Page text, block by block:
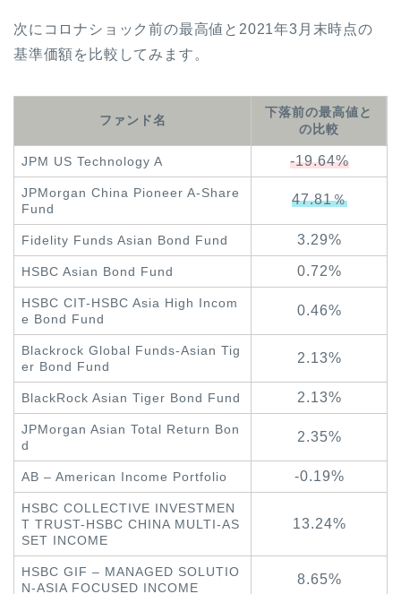
次にコロナショック前の最高値と2021年3月末時点の
基準価額を比較してみます。
ファンド名
下落前の最高値と
の比較
JPM US Technology A -19.64%
JPMorgan China Pioneer A-Share
Fund
47.81％
Fidelity Funds Asian Bond Fund 3.29%
HSBC Asian Bond Fund 0.72%
HSBC CIT-HSBC Asia High Incom
e Bond Fund
0.46%
Blackrock Global Funds-Asian Tig
er Bond Fund
2.13%
BlackRock Asian Tiger Bond Fund 2.13%
JPMorgan Asian Total Return Bon
d
2.35%
AB – American Income Portfolio -0.19%
HSBC COLLECTIVE INVESTMEN
T TRUST-HSBC CHINA MULTI-AS
SET INCOME
13.24%
HSBC GIF – MANAGED SOLUTIO
N-ASIA FOCUSED INCOME
8.65%